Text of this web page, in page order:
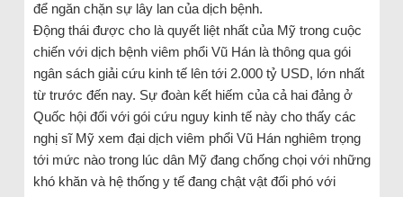
để ngăn chặn sự lây lan của dịch bệnh.
Động thái được cho là quyết liệt nhất của Mỹ trong cuộc
chiến với dịch bệnh viêm phổi Vũ Hán là thông qua gói
ngân sách giải cứu kinh tế lên tới 2.000 tỷ USD, lớn nhất
từ trước đến nay. Sự đoàn kết hiếm của cả hai đảng ở
Quốc hội đối với gói cứu nguy kinh tế này cho thấy các
nghị sĩ Mỹ xem đại dịch viêm phổi Vũ Hán nghiêm trọng
tới mức nào trong lúc dân Mỹ đang chống chọi với những
khó khăn và hệ thống y tế đang chật vật đối phó với